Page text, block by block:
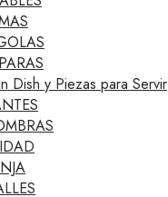
Dish y Piezas para Servir